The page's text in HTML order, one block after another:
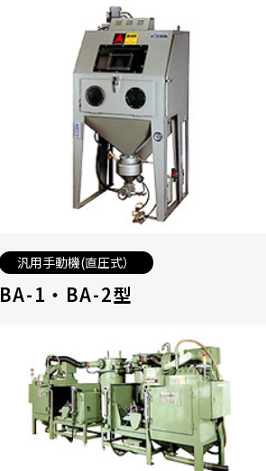
汎用手動機(直圧式）
BA-1・BA-2型